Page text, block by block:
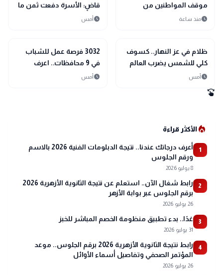
موقف المواطنين من
الخطوط المسجلة
scheduleمنذ ساعة
قاضٍ: الأسرة دفعت ثمن ما
حدث.. ولم يساندنا حتى في
scheduleأمس
public
الأخبار المحلية
ظلام في عز النهار.. كسوف
كلي للشمس يضرب العالم
12 أغسطس
scheduleأمس
public
الأخبار المحلية3032 فرصة عمل للشباب
في 9 محافظات.. اعرف
التخصصات المطلوبة
scheduleأمس
swipe
local_fire_departmentالأكثر قراءة
1
أعرف درجاتك عندنا.. نتيجة الدبلومات الفنية 2026 بالاسم
ورقم الجلوس
8 يوليو 2026
2
رابط شغال الآن.. استعلم عن نتيجة الثانوية الأزهرية 2026
برقم الجلوس عبر بوابة الأزهر
26 يوليو 2026
3 غدًا.. بدء تطبيق منظومة الخصم المباشر للخبز
31 يوليو 2026
4
رابط نتيجة الثانوية الأزهرية 2026 برقم الجلوس.. موعد
المؤتمر الصحفي وتفاصيل أسماء الأوائل
26 يوليو 2026